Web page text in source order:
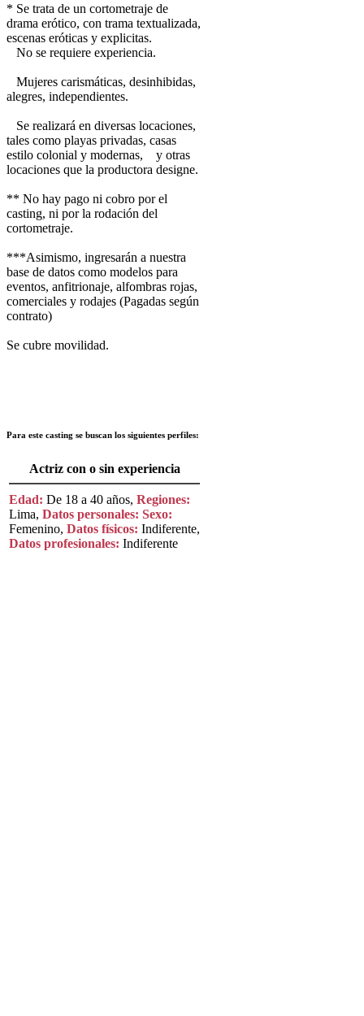
* Se trata de un cortometraje de
drama erótico, con trama textualizada,
escenas eróticas y explicitas.
No se requiere experiencia.
Mujeres carismáticas, desinhibidas,
alegres, independientes.
Se realizará en diversas locaciones,
tales como playas privadas, casas
estilo colonial y modernas, y otras
locaciones que la productora designe.
** No hay pago ni cobro por el
casting, ni por la rodación del
cortometraje.
***Asimismo, ingresarán a nuestra
base de datos como modelos para
eventos, anfitrionaje, alfombras rojas,
comerciales y rodajes (Pagadas según
contrato)
Se cubre movilidad.
Para este casting se buscan los siguientes perfiles:
Actriz con o sin experiencia
Edad: De 18 a 40 años, Regiones:
Lima, Datos personales: Sexo:
Femenino, Datos físicos: Indiferente,
Datos profesionales: Indiferente